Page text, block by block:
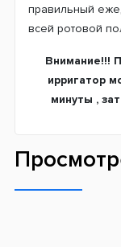
правильный
всей ротовой
Внимание!!!
ирригатор
минуты ,